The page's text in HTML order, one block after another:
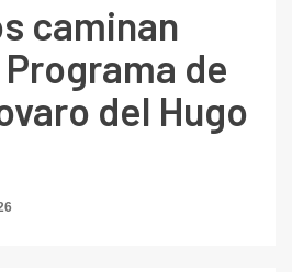
caminan
de
del Hugo